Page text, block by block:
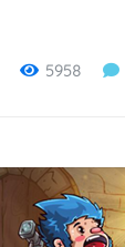
5958